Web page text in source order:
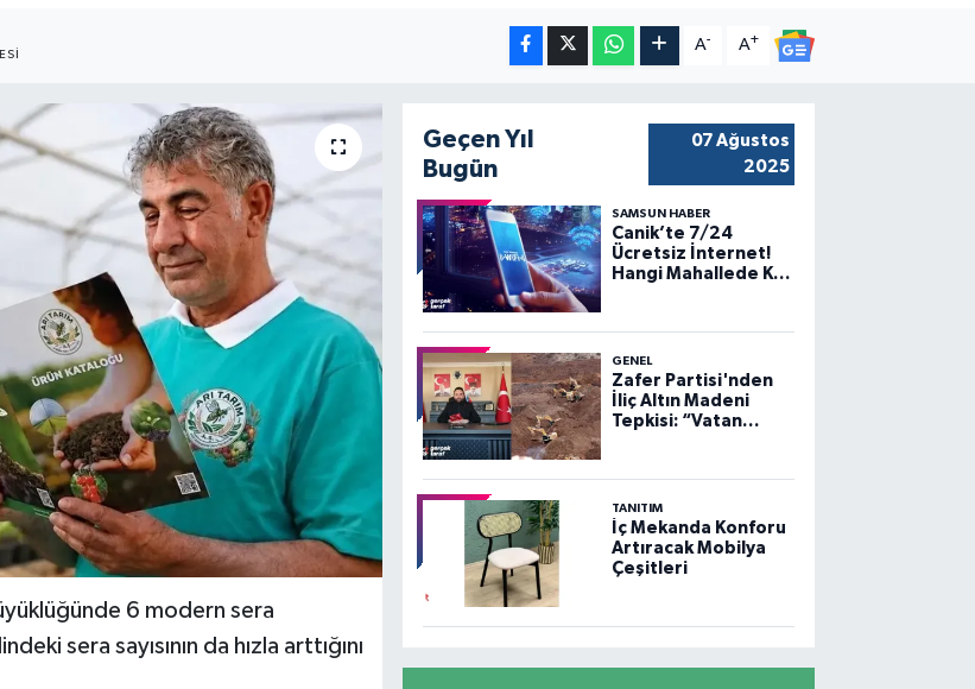
A- A+
6 modern sera
sera sayısının da hızla arttığını
Geçen Yıl
Bugün
07 Ağustos
2025
SAMSUN HABER
Canik’te 7/24
Ücretsiz İnternet!
Hangi Mahallede Kaç
GENEL
Zafer Partisi'nden
İliç Altın Madeni
Tepkisi: “Vatan
Sömürülemez”
TANITIM
İç Mekanda Konforu
Artıracak Mobilya
Çeşitleri